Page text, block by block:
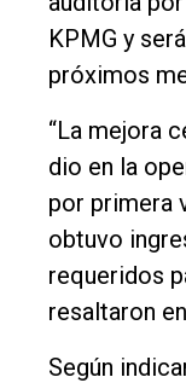
KPMG y
próximos
“La mejora
dio en la
por primera
obtuvo
requeridos
resaltaron
Según